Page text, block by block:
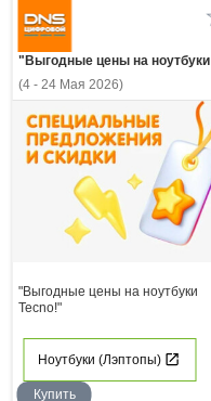
(4 - 24 Мая 2026)
"Выгодные цены на ноутбуки
Tecno!"
Ноутбуки (Лэптопы)
Купить